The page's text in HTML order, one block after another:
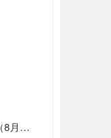
工业物联网交换机应用与工业通讯新品介绍（8月上海）